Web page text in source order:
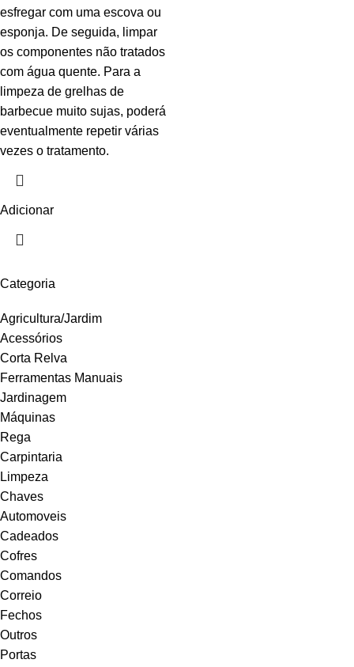
Categoria
Agricultura/Jardim
Acessórios
Corta Relva
Ferramentas Manuais
Jardinagem
Máquinas
Rega
Carpintaria
Limpeza
Chaves
Automoveis
Cadeados
Cofres
Comandos
Correio
Fechos
Outros
Portas
esfregar com uma escova ou
esponja. De seguida, limpar
os componentes não tratados
com água quente. Para a
limpeza de grelhas de
barbecue muito sujas, poderá
eventualmente repetir várias
vezes o tratamento.
Adicionar